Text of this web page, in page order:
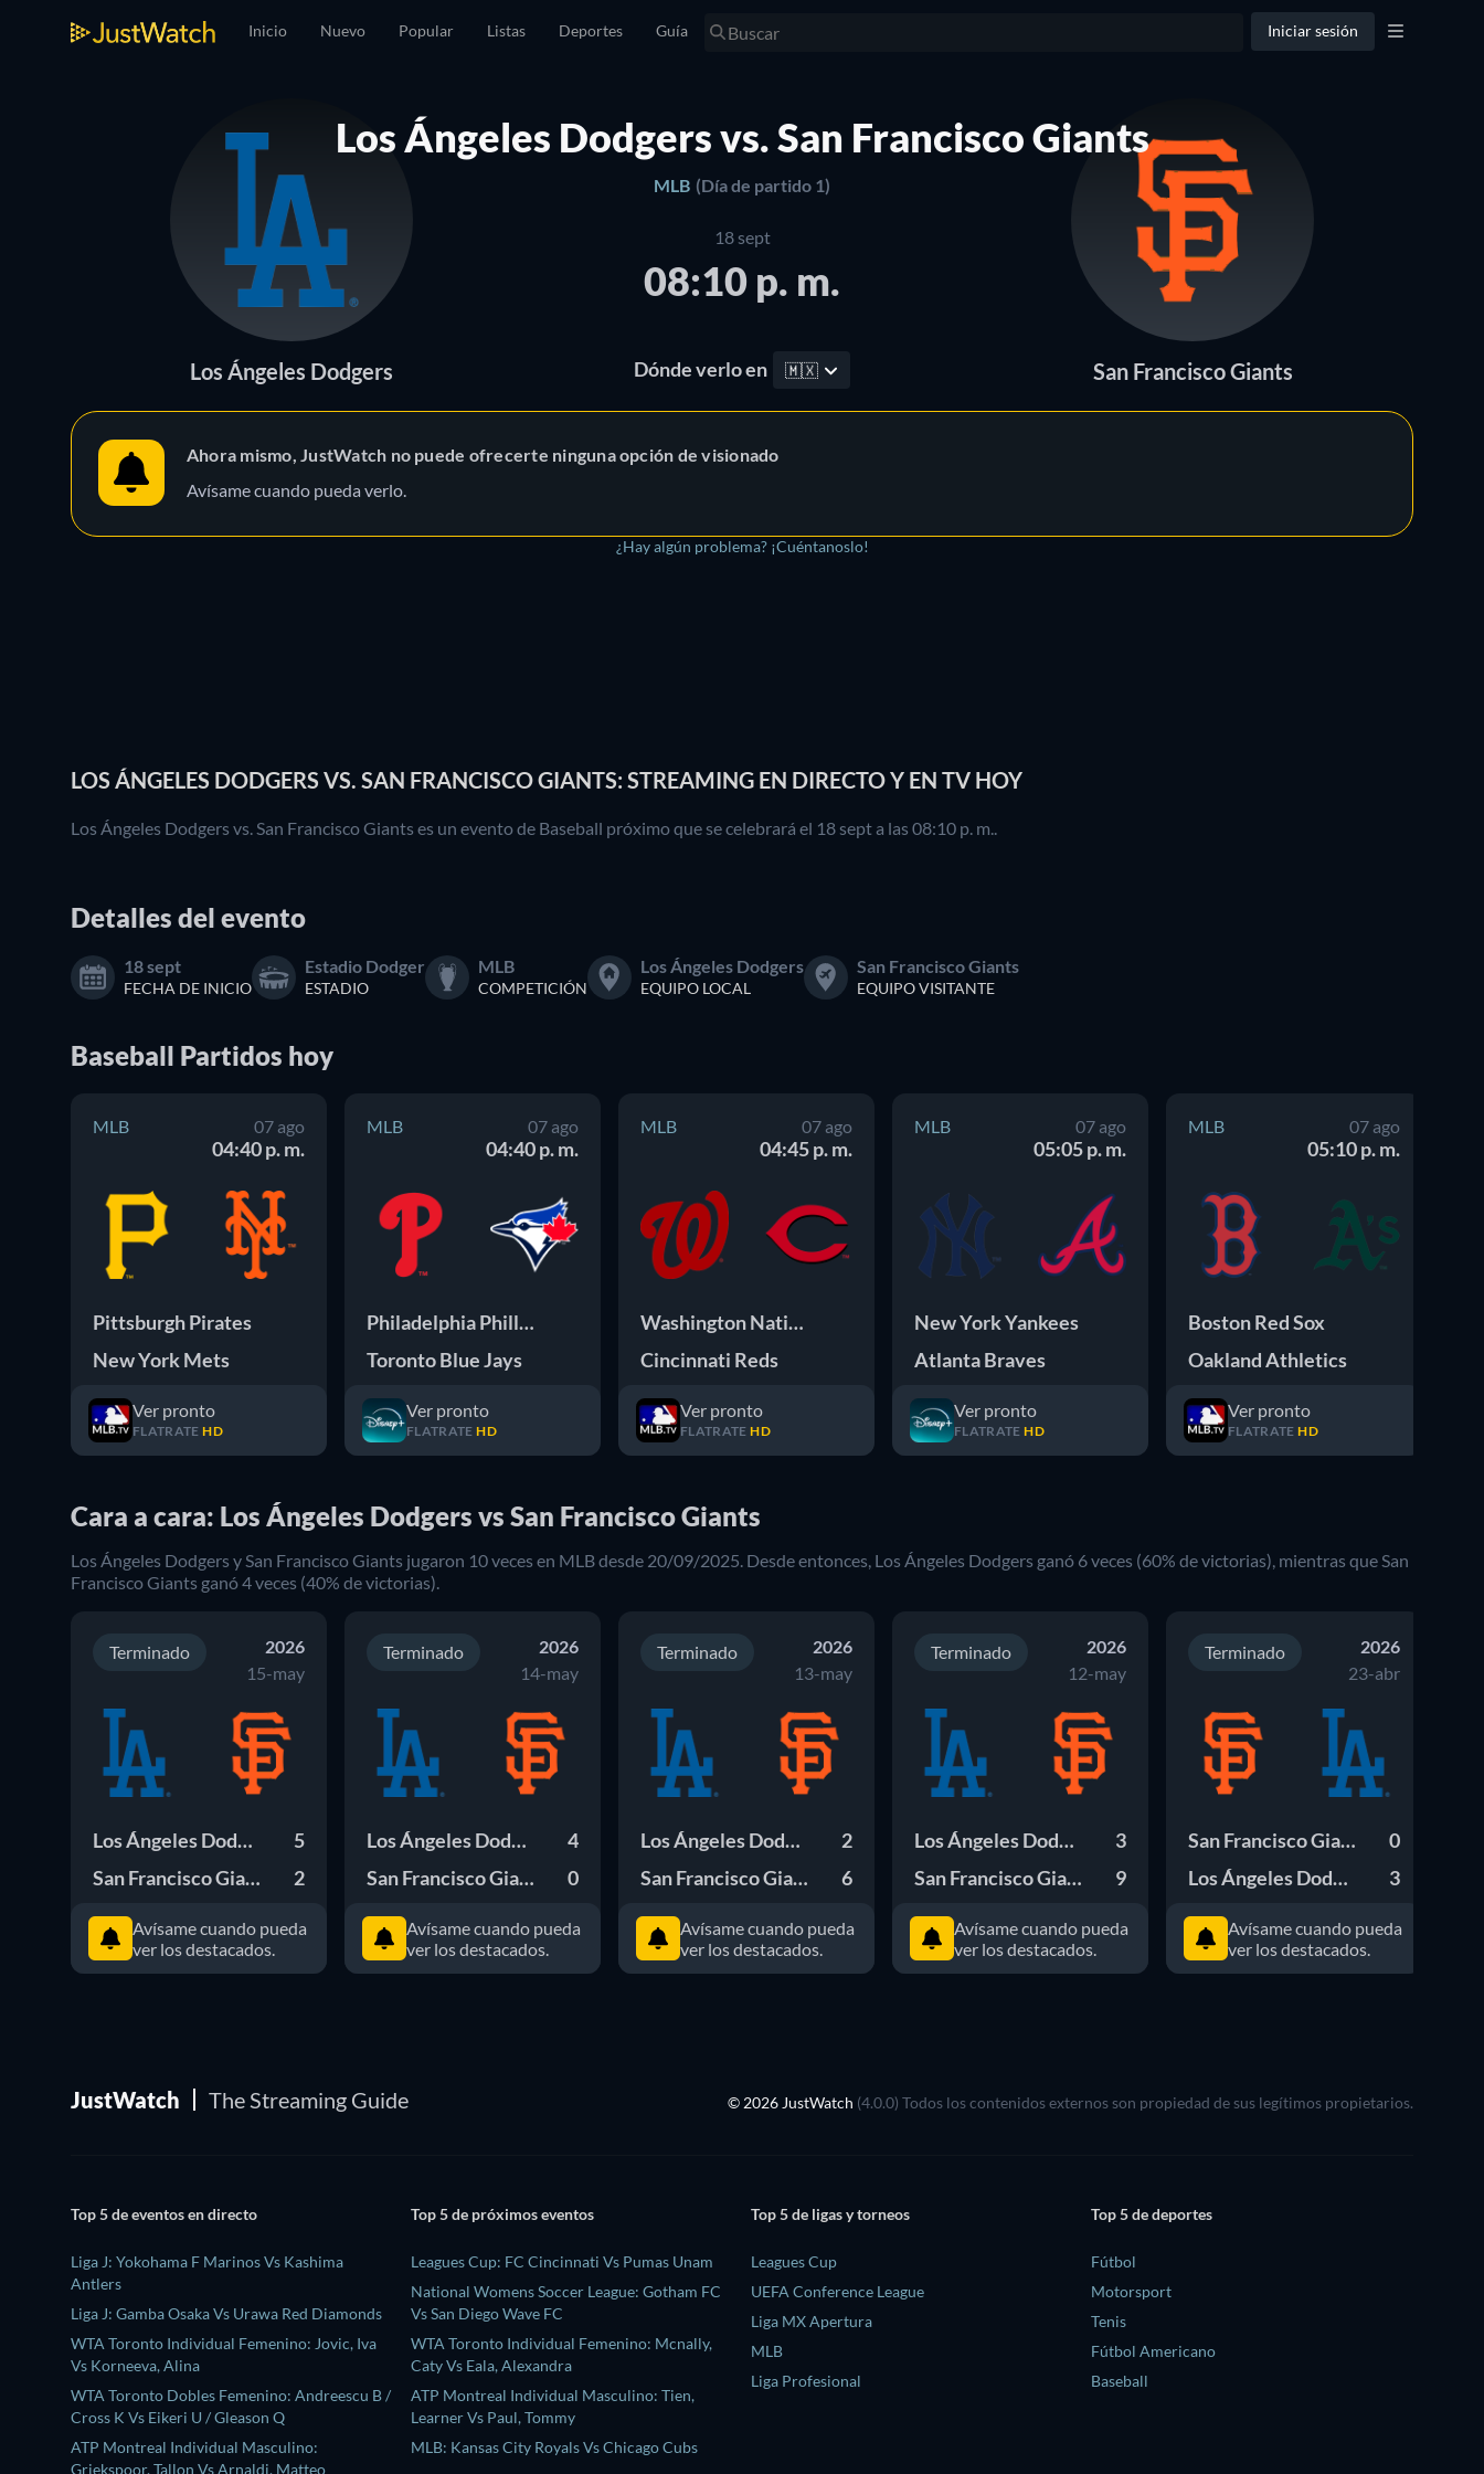
Inicio Nuevo Popular Listas Deportes Guía Iniciar sesión
Los Ángeles Dodgers vs. San Francisco Giants
MLB (Día de partido 1)
Los Ángeles Dodgers
18 sept
08:10 p. m.
San Francisco Giants
Dónde verlo en 🇲🇽
Ahora mismo, JustWatch no puede ofrecerte ninguna opción de visionado
Avísame cuando pueda verlo.
¿Hay algún problema? ¡Cuéntanoslo!
LOS ÁNGELES DODGERS VS. SAN FRANCISCO GIANTS: STREAMING EN DIRECTO Y EN TV HOY
Los Ángeles Dodgers vs. San Francisco Giants es un evento de Baseball próximo que se celebrará el 18 sept a las 08:10 p. m..
Detalles del evento
18 sept
FECHA DE INICIO
Estadio Dodger
ESTADIO
MLB
COMPETICIÓN
Los Ángeles Dodgers
EQUIPO LOCAL
San Francisco Giants
EQUIPO VISITANTE
Baseball Partidos hoy
MLB 07 ago
04:40 p. m.
Pittsburgh Pirates
New York Mets
Ver pronto
FLATRATE HD
MLB 07 ago
04:40 p. m.
Philadelphia Phillies
Toronto Blue Jays
Ver pronto
FLATRATE HD
MLB 07 ago
04:45 p. m.
Washington Nationals
Cincinnati Reds
Ver pronto
FLATRATE HD
MLB 07 ago
05:05 p. m.
New York Yankees
Atlanta Braves
Ver pronto
FLATRATE HD
MLB 07 ago
05:10 p. m.
Boston Red Sox
Oakland Athletics
Ver pronto
FLATRATE HD
Cara a cara: Los Ángeles Dodgers vs San Francisco Giants
Los Ángeles Dodgers y San Francisco Giants jugaron 10veces en MLBdesde 20/09/2025 . Desde entonces, Los Ángeles Dodgers ganó 6veces (60% de victorias), mientras que San
Francisco Giants ganó4veces (40% de victorias).
Terminado
2026
15-may
Los Ángeles Dodgers
5
San Francisco Giants
2
Avísame cuando pueda
ver los destacados.
Terminado
2026
14-may
Los Ángeles Dodgers
4
San Francisco Giants
0
Avísame cuando pueda
ver los destacados.
Terminado
2026
13-may
Los Ángeles Dodgers
2
San Francisco Giants
6
Avísame cuando pueda
ver los destacados.
Terminado
2026
12-may
Los Ángeles Dodgers
3
San Francisco Giants
9
Avísame cuando pueda
ver los destacados.
Terminado
2026
23-abr
San Francisco Giants
0
Los Ángeles Dodgers
3
Avísame cuando pueda
ver los destacados.
JustWatch The Streaming Guide © 2026 JustWatch (4.0.0) Todos los contenidos externos son propiedad de sus legítimos propietarios.
Top 5 de eventos en directo
Liga J: Yokohama F Marinos Vs Kashima
Antlers
Liga J: Gamba Osaka Vs Urawa Red Diamonds
WTA Toronto Individual Femenino: Jovic, Iva
Vs Korneeva, Alina
WTA Toronto Dobles Femenino: Andreescu B /
Cross K Vs Eikeri U / Gleason Q
ATP Montreal Individual Masculino:
Griekspoor, Tallon Vs Arnaldi, Matteo
Top 5 de próximos eventos
Leagues Cup: FC Cincinnati Vs Pumas Unam
National Womens Soccer League: Gotham FC
Vs San Diego Wave FC
WTA Toronto Individual Femenino: Mcnally,
Caty Vs Eala, Alexandra
ATP Montreal Individual Masculino: Tien,
Learner Vs Paul, Tommy
MLB: Kansas City Royals Vs Chicago Cubs
Top 5 de ligas y torneos
Leagues Cup
UEFA Conference League
Liga MX Apertura
MLB
Liga Profesional
Top 5 de deportes
Fútbol
Motorsport
Tenis
Fútbol Americano
Baseball